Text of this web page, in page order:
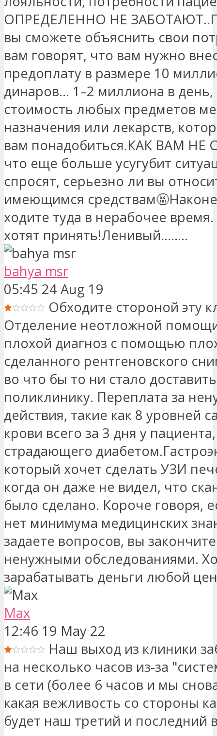
ОПРЕДЕЛЕННО НЕ
вы сможете объяснить свои
вам говорят, что вам нужно
предоплату в размере 10
динаров... 1–2 миллиона в день,
стоимость любых предметов
назначения или лекарств,
вам понадобиться.КАК ВАМ
что еще больше усугубит
спросят, серьезно ли вы
имеющимся
ходите туда в нерабочее
хотят принять!Ленивый........
bahya msr
05:45 24 Aug 19
Обходите стороной эту
Отделение неотложной
плохой диагноз с помощью
сделанного рентгеновского
во что бы то ни стало
поликлинику. Переплата за
действия, такие как 8 уровней
крови всего за 3 дня у
страдающего
который хочет сделать УЗИ
когда он даже не видел, что
было сделано. Короче говоря,
нет минимума медицинских
задаете вопросов, вы закончите
ненужными обследованиями.
зарабатывать деньги любой
Max
12:46 19 May 22
Наш выход из клиники
на несколько часов из-за
в сети (более 6 часов и мы
какая вежливость со стороны
будет наш третий и последний